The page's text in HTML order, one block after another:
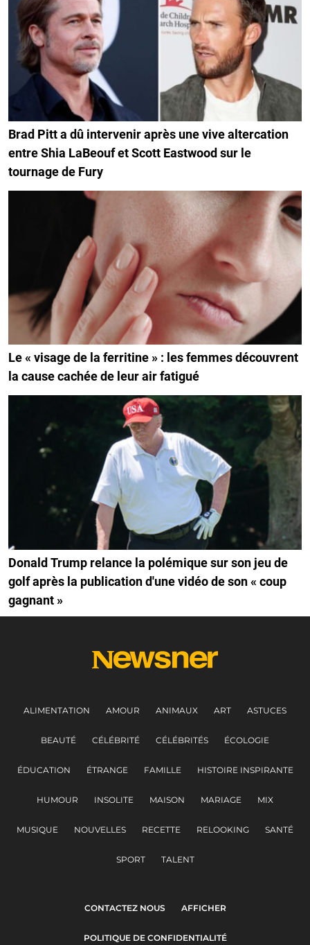
Brad Pitt a dû intervenir après une vive altercation
entre Shia LaBeouf et Scott Eastwood sur le
tournage de Fury
Le « visage de la ferritine » : les femmes découvrent
la cause cachée de leur air fatigué
Donald Trump relance la polémique sur son jeu de
golf après la publication d'une vidéo de son « coup
gagnant »
ALIMENTATION AMOUR ANIMAUX ART ASTUCES
BEAUTÉ CÉLÉBRITÉ CÉLÉBRITÉS ÉCOLOGIE
ÉDUCATION ÉTRANGE FAMILLE HISTOIRE INSPIRANTE
HUMOUR INSOLITE MAISON MARIAGE MIX
MUSIQUE NOUVELLES RECETTE RELOOKING SANTÉ
SPORT TALENT
CONTACTEZ NOUS AFFICHER
POLITIQUE DE CONFIDENTIALITÉ